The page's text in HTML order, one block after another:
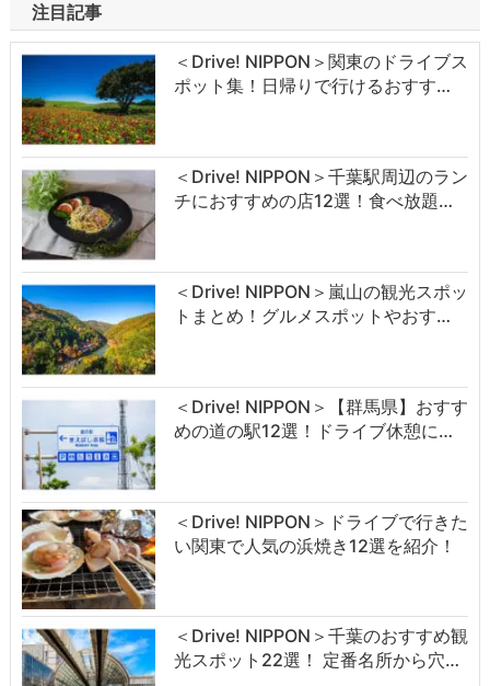
注目記事
＜Drive! NIPPON＞関東のドライブス
ポット集！日帰りで行けるおすす…
＜Drive! NIPPON＞千葉駅周辺のラン
チにおすすめの店12選！食べ放題…
＜Drive! NIPPON＞嵐山の観光スポッ
トまとめ！グルメスポットやおす…
＜Drive! NIPPON＞【群馬県】おすす
めの道の駅12選！ドライブ休憩に…
＜Drive! NIPPON＞ドライブで行きた
い関東で人気の浜焼き12選を紹介！
＜Drive! NIPPON＞千葉のおすすめ観
光スポット22選！ 定番名所から穴…